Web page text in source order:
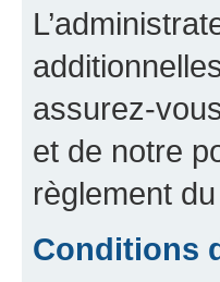
assurez-
et de notre
règlement
Conditions